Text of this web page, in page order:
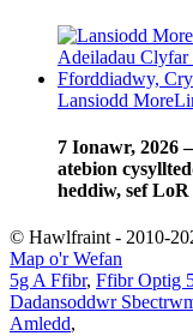
Lansiodd
7 Ionawr, 2026
atebion
heddiw, sef
© Hawlfraint - 2010-
Map o'r Wefan
5g A Ffibr, Ffibr Optig
Dadansoddwr
Amledd,